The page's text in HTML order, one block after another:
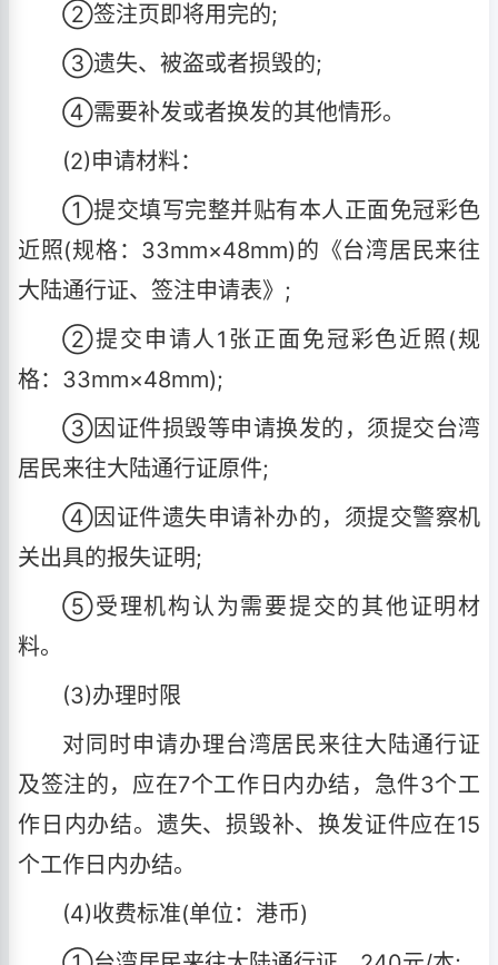
②签注页即将用完的;
③遗失、被盗或者损毁的;
④需要补发或者换发的其他情形。
(2)申请材料：
①提交填写完整并贴有本人正面免冠彩色
近照(规格：33mm×48mm)的《台湾居民来往
大陆通行证、签注申请表》;
②提交申请人1张正面免冠彩色近照(规
格：33mm×48mm);
③因证件损毁等申请换发的，须提交台湾
居民来往大陆通行证原件;
④因证件遗失申请补办的，须提交警察机
关出具的报失证明;
⑤受理机构认为需要提交的其他证明材
料。
(3)办理时限
对同时申请办理台湾居民来往大陆通行证
及签注的，应在7个工作日内办结，急件3个工
作日内办结。遗失、损毁补、换发证件应在15
个工作日内办结。
(4)收费标准(单位：港币)